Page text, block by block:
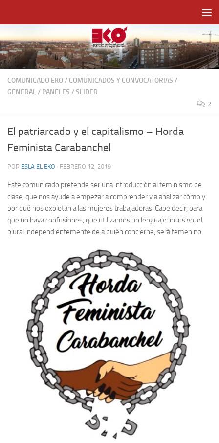
COMUNICADO EKO/ COMUNICADOS Y CONVOCATORIAS /
GENERAL/ PANELES /SLIDER
2
El patriarcado y el capitalismo – Horda
Feminista Carabanchel
POR ESLA EL EKO · FEBRERO 12, 2019
Este comunicado pretende ser una introducción al feminismo de
clase, que nos ayude a empezar a comprender y a analizar cómo y
por qué nos explotan a las mujeres trabajadoras. Cabe decir, para
que no haya confusiones, que utilizamos un lenguaje inclusivo, el
plural independientemente de a quién concierne, será femenino.